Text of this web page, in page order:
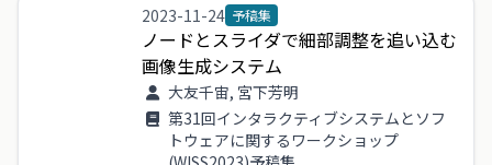
2023-11-24 予稿集
ノード とスライダで細部調整を追い込む
画像生成システム
大友千宙, 宮下芳明
第31回インタラクティブシステムとソフ
トウェアに関するワークショップ